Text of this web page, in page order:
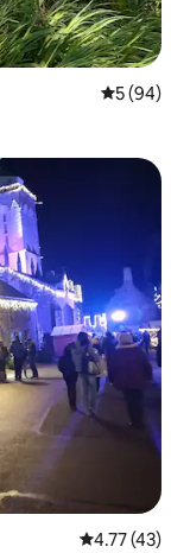
平均评分
5 (94)
平均评分
4.77 (43)